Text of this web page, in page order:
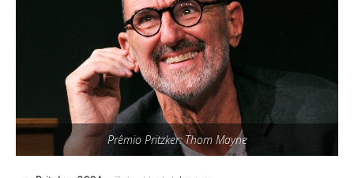
Prêmio Pritzker: Thom Mayne